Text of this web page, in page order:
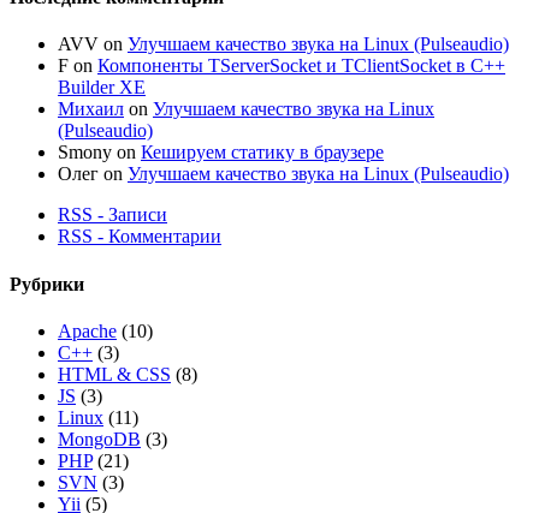
AVV on Улучшаем качество звука на Linux (Pulseaudio)
F on Компоненты TServerSocket и TClientSocket в C++
Builder XE
Михаил on Улучшаем качество звука на Linux
(Pulseaudio)
Smony on Кешируем статику в браузере
Олег on Улучшаем качество звука на Linux (Pulseaudio)
RSS - Записи
RSS - Комментарии
Рубрики
Apache (10)
C++ (3)
HTML & CSS (8)
JS (3)
Linux (11)
MongoDB (3)
PHP(21)
SVN (3)
Yii (5)